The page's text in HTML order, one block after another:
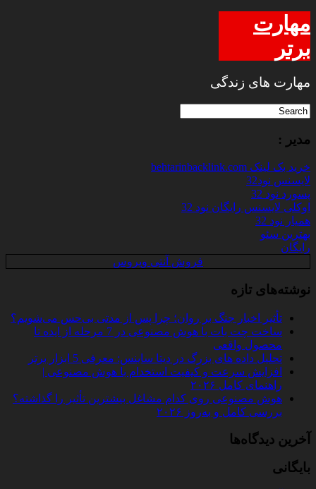
مهارت
برتر
مهارت های زندگی
مدیر :
خرید بک لینک behtarinbacklink.com
لایسنس نود32
پسورد نود 32
اوکلی لایسنس رایگان نود 32
همیار نود 32
بهترین سئو
رایگان
فروش آنتی ویروس
نوشته‌های تازه
تأثیر اخبار جنگ بر روان؛ چرا پس از مدتی بی‌حس می‌شویم؟
ساخت چت‌ بات با هوش مصنوعی در 7 مرحله از ایده تا
محصول واقعی
تحلیل داده‌ های بزرگ در دیتا ساینس: معرفی 5 ابزار برتر
افزایش سرعت و کیفیت استخدام با هوش مصنوعی |
راهنمای کامل ۲۰۲۶
هوش مصنوعی روی کدام مشاغل بیشترین تأثیر را گذاشته؟
بررسی کامل و به‌روز ۲۰۲۶
آخرین دیدگاه‌ها
بایگانی